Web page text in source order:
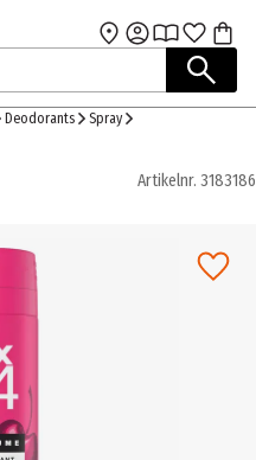
Zum Hauptinhalt
Deodorants
Spray
Artikelnr. 3183186